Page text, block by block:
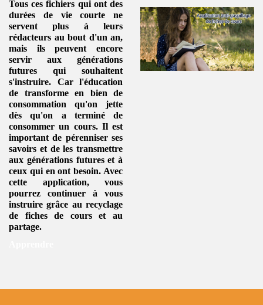
Tous ces fichiers qui ont des
durées de vie courte ne
servent plus à leurs
rédacteurs au bout d'un an,
mais ils peuvent encore
servir aux générations
futures qui souhaitent
s'instruire. Car l'éducation
de transforme en bien de
consommation qu'on jette
dès qu'on a terminé de
consommer un cours. Il est
important de pérenniser ses
savoirs et de les transmettre
aux générations futures et à
ceux qui en ont besoin. Avec
cette application, vous
pourrez continuer à vous
instruire grâce au recyclage
de fiches de courset au
partage.